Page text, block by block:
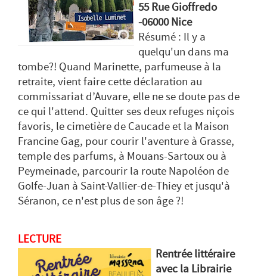
55 Rue Gioffredo
-06000 Nice
Résumé : Il y a
quelqu'un dans ma
tombe?! Quand Marinette, parfumeuse à la
retraite, vient faire cette déclaration au
commissariat d’Auvare, elle ne se doute pas de
ce qui l'attend. Quitter ses deux refuges niçois
favoris, le cimetière de Caucade et la Maison
Francine Gag, pour courir l'aventure à Grasse,
temple des parfums, à Mouans-Sartoux ou à
Peymeinade, parcourir la route Napoléon de
Golfe-Juan à Saint-Vallier-de-Thiey et jusqu'à
Séranon, ce n'est plus de son âge ?!
LECTURE
Rentrée littéraire
avec la Librairie